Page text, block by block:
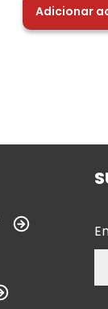
Adicionar